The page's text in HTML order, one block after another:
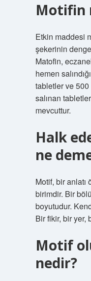
Motifin
Etkin maddesi
şekerinin
Matofin,
hemen
tabletler ve
salınan
mevcuttur.
Halk
ne
Motif, bir
birimdir. Bir
boyutudur.
Bir fikir, bir yer,
Motif
nedir?